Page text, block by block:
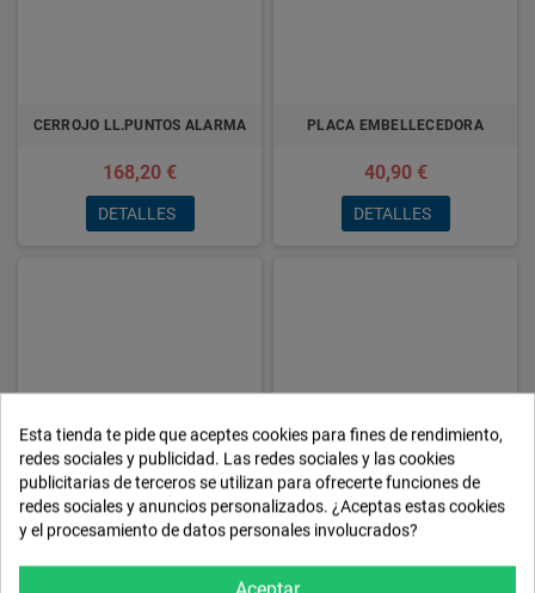
CERROJO LL.PUNTOS ALARMA
168,20 €
DETALLES
PLACA EMBELLECEDORA
40,90 €
DETALLES
CERROJO LL.PUNTOS
CILINDRO LL.SERRETA OVALADO
25,20 €
Esta tienda te pide que aceptes cookies para fines de rendimiento,
redes sociales y publicidad. Las redes sociales y las cookies
publicitarias de terceros se utilizan para ofrecerte funciones de
redes sociales y anuncios personalizados. ¿Aceptas estas cookies
y el procesamiento de datos personales involucrados?